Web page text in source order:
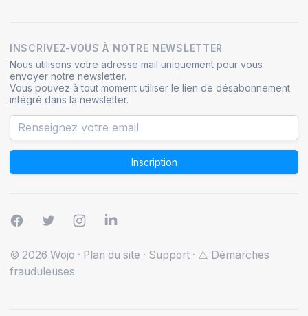
INSCRIVEZ-VOUS À NOTRE NEWSLETTER
Nous utilisons votre adresse mail uniquement pour vous
envoyer notre newsletter.
Vous pouvez à tout moment utiliser le lien de désabonnement
intégré dans la newsletter.
Inscription
© 2026 Wojo · Plan du site · Support · ⚠️ Démarches
frauduleuses